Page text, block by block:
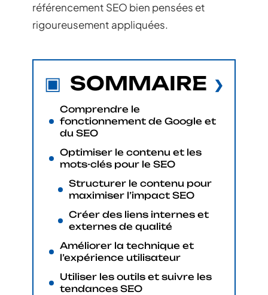
référencement SEO bien pensées et
rigoureusement appliquées.
SOMMAIRE
Comprendre le
fonctionnement de Google et
du SEO
Optimiser le contenu et les
mots-clés pour le SEO
Structurer le contenu pour
maximiser l’impact SEO
Créer des liens internes et
externes de qualité
Améliorer la technique et
l’expérience utilisateur
Utiliser les outils et suivre les
tendances SEO